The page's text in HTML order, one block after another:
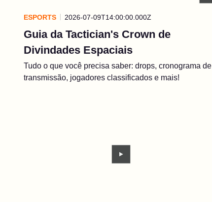
ESPORTS 2026-07-09T14:00:00.000Z
Guia da Tactician's Crown de
Divindades Espaciais
Tudo o que você precisa saber: drops, cronograma de
transmissão, jogadores classificados e mais!